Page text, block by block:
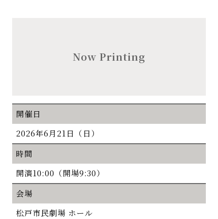
Now Printing
開催日
2026年6月21日（日）
時間
開演10:00（開場9:30）
会場
松戸市民劇場 ホール